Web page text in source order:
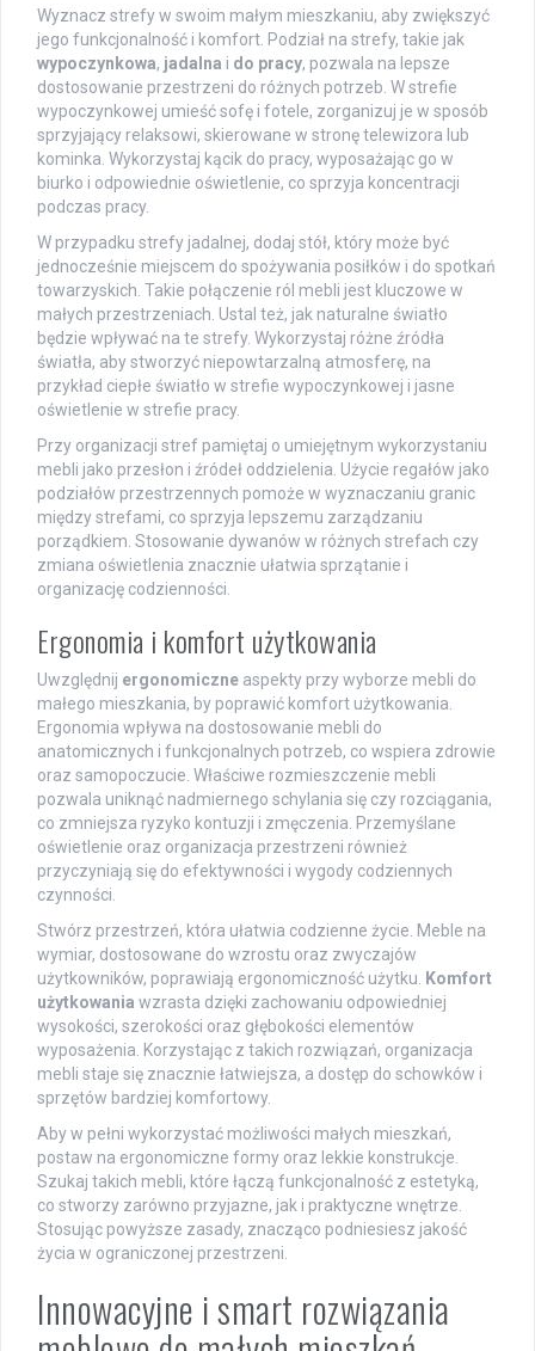
Wyznacz strefy w swoim małym mieszkaniu, aby zwiększyć
jego funkcjonalność i komfort. Podział na strefy, takie jak
wypoczynkowa, jadalna i do pracy, pozwala na lepsze
dostosowanie przestrzeni do różnych potrzeb. W strefie
wypoczynkowej umieść sofę i fotele, zorganizuj je w sposób
sprzyjający relaksowi, skierowane w stronę telewizora lub
kominka. Wykorzystaj kącik do pracy, wyposażając go w
biurko i odpowiednie oświetlenie, co sprzyja koncentracji
podczas pracy.
W przypadku strefy jadalnej, dodaj stół, który może być
jednocześnie miejscem do spożywania posiłków i do spotkań
towarzyskich. Takie połączenie ról mebli jest kluczowe w
małych przestrzeniach. Ustal też, jak naturalne światło
będzie wpływać na te strefy. Wykorzystaj różne źródła
światła, aby stworzyć niepowtarzalną atmosferę, na
przykład ciepłe światło w strefie wypoczynkowej i jasne
oświetlenie w strefie pracy.
Przy organizacji stref pamiętaj o umiejętnym wykorzystaniu
mebli jako przesłon i źródeł oddzielenia. Użycie regałów jako
podziałów przestrzennych pomoże w wyznaczaniu granic
między strefami, co sprzyja lepszemu zarządzaniu
porządkiem. Stosowanie dywanów w różnych strefach czy
zmiana oświetlenia znacznie ułatwia sprzątanie i
organizację codzienności.
Ergonomia i komfort użytkowania
Uwzględnij ergonomiczne aspekty przy wyborze mebli do
małego mieszkania, by poprawić komfort użytkowania.
Ergonomia wpływa na dostosowanie mebli do
anatomicznych i funkcjonalnych potrzeb, co wspiera zdrowie
oraz samopoczucie. Właściwe rozmieszczenie mebli
pozwala uniknąć nadmiernego schylania się czy rozciągania,
co zmniejsza ryzyko kontuzji i zmęczenia. Przemyślane
oświetlenie oraz organizacja przestrzeni również
przyczyniają się do efektywności i wygody codziennych
czynności.
Stwórz przestrzeń, która ułatwia codzienne życie. Meble na
wymiar, dostosowane do wzrostu oraz zwyczajów
użytkowników, poprawiają ergonomiczność użytku.
Komfort
użytkowania wzrasta dzięki zachowaniu odpowiedniej
wysokości, szerokości oraz głębokości elementów
wyposażenia. Korzystając z takich rozwiązań, organizacja
mebli staje się znacznie łatwiejsza, a dostęp do schowków i
sprzętów bardziej komfortowy.
Aby w pełni wykorzystać możliwości małych mieszkań,
postaw na ergonomiczne formy oraz lekkie konstrukcje.
Szukaj takich mebli, które łączą funkcjonalność z estetyką,
co stworzy zarówno przyjazne, jak i praktyczne wnętrze.
Stosując powyższe zasady, znacząco podniesiesz jakość
życia w ograniczonej przestrzeni.
Innowacyjne i smart rozwiązania